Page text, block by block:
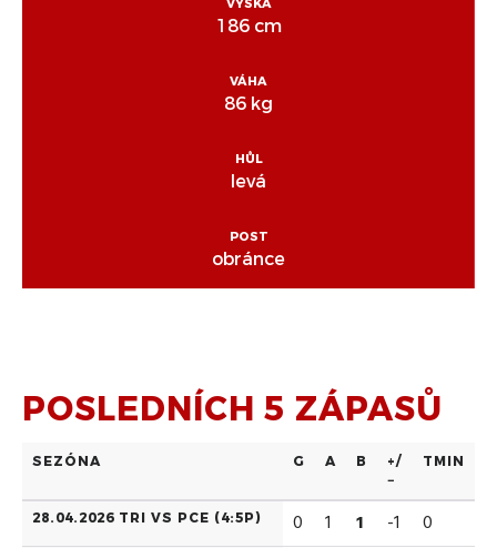
VÝŠKA
186 cm
VÁHA
86 kg
HŮL
levá
POST
obránce
POSLEDNÍCH 5 ZÁPASŮ
SEZÓNA G A B
+/
−
TMIN
28.04.2026 TRI VS PCE (4:5P) 0 1 1 -1 0